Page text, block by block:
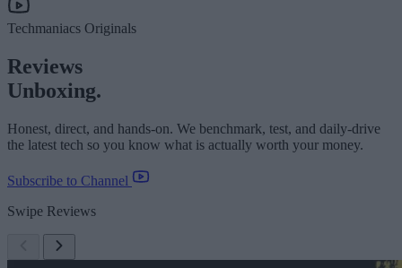
Techmaniacs Originals
Reviews
Unboxing.
Honest, direct, and hands-on. We benchmark, test, and daily-drive
the latest tech so you know what is actually worth your money.
Subscribe to Channel
Swipe Reviews